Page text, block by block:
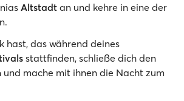
Altstadt an und kehre in eine der
hast, das während deines
stattfinden, schließe dich den
und mache mit ihnen die Nacht zum